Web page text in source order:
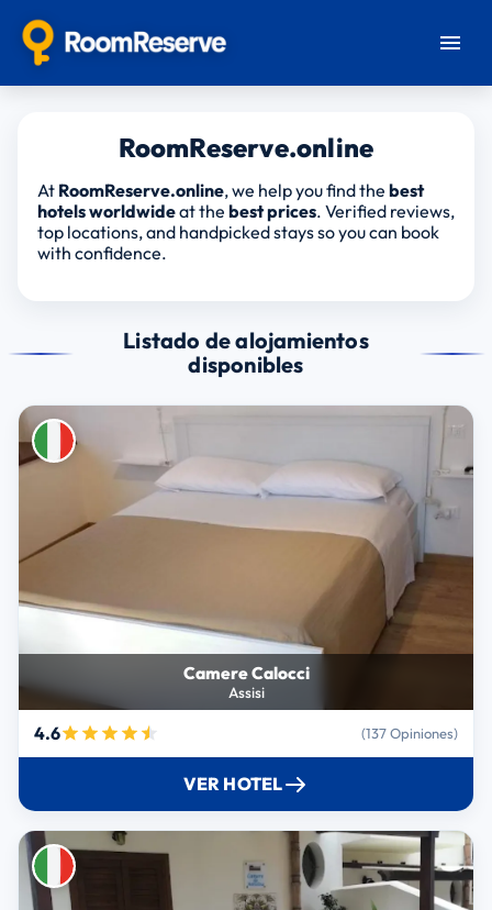
RoomReserve.online
At RoomReserve.online, we help you find the best
hotels worldwideat the best prices. Verified reviews,
top locations, and handpicked stays so you can book
with confidence.
Listado de alojamientos
disponibles
Camere Calocci
Assisi
4.6 (137 Opiniones)
VER HOTEL